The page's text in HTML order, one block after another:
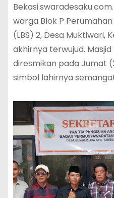
warga Blok P
(LBS) 2, Desa Muktiwari,
akhirnya terwujud.
diresmikan pada Jumat
simbol lahirnya